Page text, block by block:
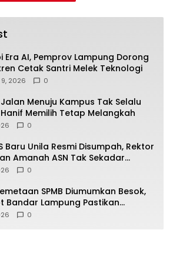
Era AI, Pemprov Lampung Dorong
Cetak Santri Melek Teknologi
2026 0
Menuju Kampus Tak Selalu
Hanif Memilih Tetap Melangkah
0
Baru Unila Resmi Disumpah, Rektor
Amanah ASN Tak Sekadar
0
SPMB Diumumkan Besok,
Bandar Lampung Pastikan
Negeri Gratis
0